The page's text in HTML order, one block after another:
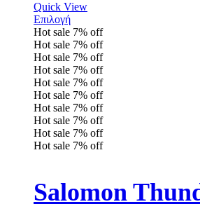
Quick View
Επιλογή
Hot sale 7% off
Hot sale 7% off
Hot sale 7% off
Hot sale 7% off
Hot sale 7% off
Hot sale 7% off
Hot sale 7% off
Hot sale 7% off
Hot sale 7% off
Hot sale 7% off
Salomon